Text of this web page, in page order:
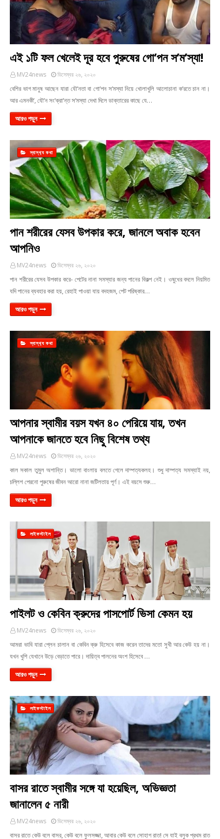
এই ১টি ফল খেলেই দূর হবে পুরুষের গো’পন স’ম’স্যা!
MV24news ডিসেম্বর ২৬, ২০২০
বেশির ভাগ মানুষ আছেন যারা যৌ’নতা বা গো’পন স’মস্যা নিয়ে খোলাখুলি আলোচানা ক’রতে চান না।
আর এমনকী’, যৌ’ন সং’ক্রা’ন্ত স’মস্যা দেখা দিলে ডাক্তারের কাছে যে…
আরও পড়ুন
স্বাস্থ‍্য কথা
পান শরীরের যেসব উপকার করে, জানলে অবাক হবেন
আপনিও
MV24news ডিসেম্বর ২৬, ২০২০
পান শরীরের যেসব উপকার করে- পেটের নানা সমস্যার জন্য পানের বিকল্প নেই। ওষুধের বদলে নিয়মিত
যদি পানের ব্যবহার করা হয়, রেহাই পাওয়া যায় বদহজম, পেট পরিষ্কার…
আরও পড়ুন
স্বাস্থ‍্য কথা
আপনার স্বামীর বয়স যখন ৪০ পেরিয়ে যায়, তখন
আপনাকে জানতে হবে নিছু বিশেষ তথ্য
MV24news ডিসেম্বর ২৬, ২০২০
কাল সকাল তুমুল অশান্তি। ভালো বাংলায় বলতে গেলে দাম্পত্যকলহ। শুধু দাম্পত্য সমস্যাই নয়,
চল্লিশ পেরনো পুরুষের জীবন আরো নানা জটিলতায় পূর্ণ। এই বয়সে শুরু…
আরও পড়ুন
লাইফস্টাইল
পাইলট ও কেবিন ক্রুদের পাসপোর্ট ভিসা কেমন হয়
MV24news ডিসেম্বর ২৬, ২০২০
আমরা ভাবি যারা প্লেন চালান বা কেবিন ক্রু হিসেবে কাজ করেন তাদের মতো সুখী আর কেউ হয় না।
যখন খুশি যেখানে উড়ে বেড়াতে পারে। দায়িত্ব পালনের অংশ হিসেবে …
আরও পড়ুন
লাইফস্টাইল
বাসর রাতে স্বামীর সঙ্গে যা হয়েছিল, অভিজ্ঞতা
জানালেন ৫ নারী
MV24news ডিসেম্বর ২৬, ২০২০
বাসর রাতে কেউ বলে বাসর, কেউ বলে ফুলসজ্জা, আবার কেউ বলে সোহাগ রাত! সে যাই বলুক প্রথম রাত